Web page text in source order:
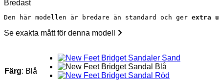
Bredast
Den här modellen är bredare än standard och ger extra
Se exakta mått för denna modell
Färg: Blå